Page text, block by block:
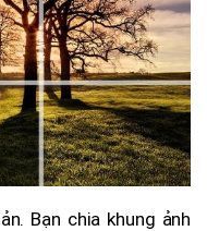
Bạn chia khung ảnh